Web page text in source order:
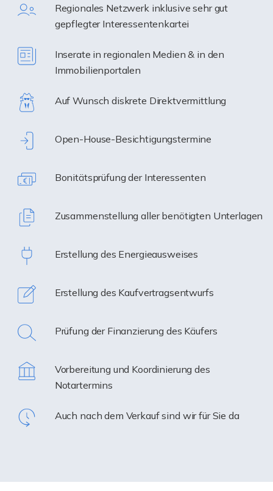
Regionales Netzwerk inklusive sehr gut
gepflegter Interessentenkartei
Inserate in regionalen Medien & in den
Immobilienportalen
Auf Wunsch diskrete Direktvermittlung
Open-House-Besichtigungstermine
Bonitätsprüfung der Interessenten
Zusammenstellung aller benötigten Unterlagen
Erstellung des Energieausweises
Erstellung des Kaufvertragsentwurfs
Prüfung der Finanzierung des Käufers
Vorbereitung und Koordinierung des
Notartermins
Auch nach dem Verkauf sind wir für Sie da